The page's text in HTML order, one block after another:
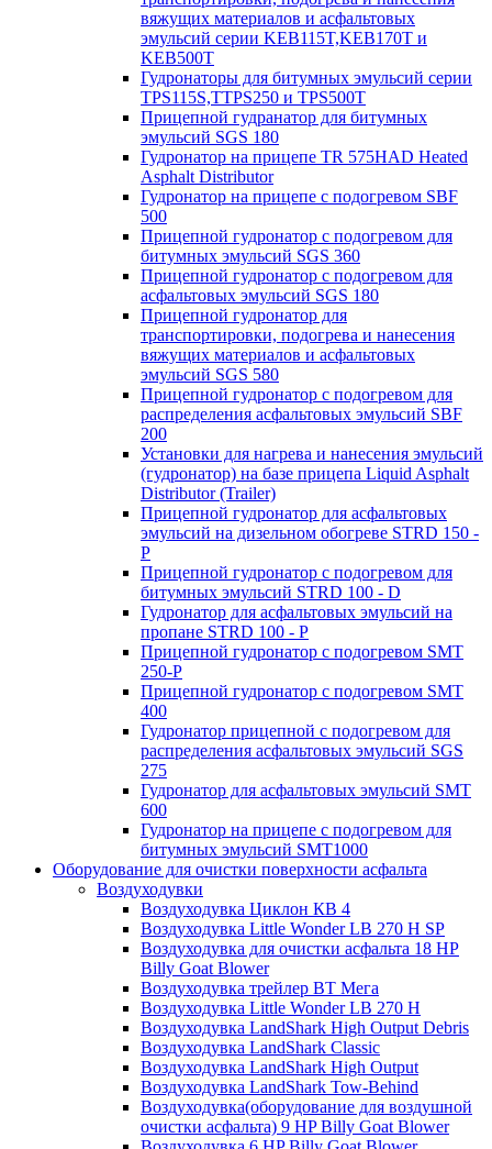
вяжущих материалов и асфальтовых
эмульсий серии KEB115T,KEB170T и
KEB500T
Гудронаторы для битумных эмульсий серии
TPS115S,TTPS250 и TPS500T
Прицепной гудранатор для битумных
эмульсий SGS 180
Гудронатор на прицепе TR 575HAD Heated
Asphalt Distributor
Гудронатор на прицепе с подогревом SBF
500
Прицепной гудронатор с подогревом для
битумных эмульсий SGS 360
Прицепной гудронатор с подогревом для
асфальтовых эмульсий SGS 180
Прицепной гудронатор для
транспортировки, подогрева и нанесения
вяжущих материалов и асфальтовых
эмульсий SGS 580
Прицепной гудронатор с подогревом для
распределения асфальтовых эмульсий SBF
200
Установки для нагрева и нанесения эмульсий
(гудронатор) на базе прицепа Liquid Asphalt
Distributor (Trailer)
Прицепной гудронатор для асфальтовых
эмульсий на дизельном обогреве STRD 150 -
Р
Прицепной гудронатор с подогревом для
битумных эмульсий STRD 100 - D
Гудронатор для асфальтовых эмульсий на
пропане STRD 100 - P
Прицепной гудронатор с подогревом SMT
250-P
Прицепной гудронатор с подогревом SMT
400
Гудронатор прицепной с подогревом для
распределения асфальтовых эмульсий SGS
275
Гудронатор для асфальтовых эмульсий SMT
600
Гудронатор на прицепе с подогревом для
битумных эмульсий SMT1000
Оборудование для очистки поверхности асфальта
Воздуходувки
Воздуходувка Циклон КВ 4
Воздуходувка Little Wonder LB 270 H SP
Воздуходувка для очистки асфальта 18 HP
Billy Goat Blower
Воздуходувка трейлер ВТ Мега
Воздуходувка Little Wonder LB 270 H
Воздуходувка LandShark High Оutput Debris
Воздуходувка LandShark Classic
Воздуходувка LandShark High Output
Воздуходувка LandShark Tow-Behind
Воздуходувка(оборудование для воздушной
очистки асфальта) 9 HP Billy Goat Blower